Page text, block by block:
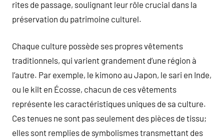
rites de passage, soulignant leur rôle crucial dans la
préservation du patrimoine culturel.
Chaque culture possède ses propres vêtements
traditionnels, qui varient grandement d’une région à
l’autre. Par exemple, le kimono au Japon, le sari en Inde,
ou le kilt en Écosse, chacun de ces vêtements
représente les caractéristiques uniques de sa culture.
Ces tenues ne sont pas seulement des pièces de tissu;
elles sont remplies de symbolismes transmettant des